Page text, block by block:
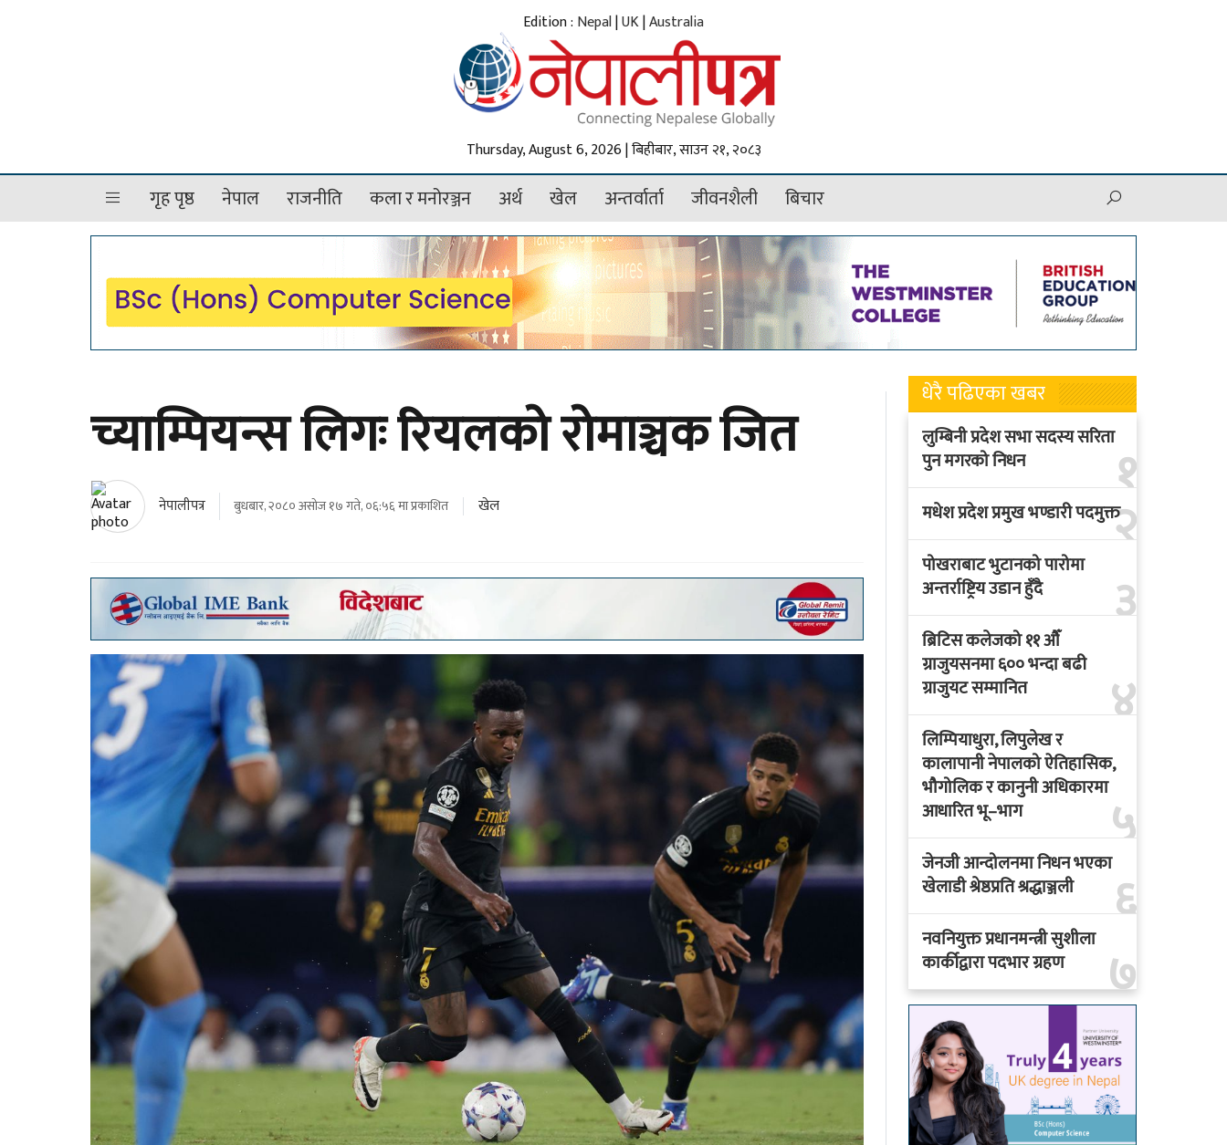
Edition : Nepal|UK|Australia
Thursday, August 6, 2026 | बिहीबार, साउन २१, २०८३
गृह पृष्ठ नेपाल राजनीति कला र मनोरञ्जन अर्थ खेल अन्तर्वार्ता जीवनशैली बिचार
च्याम्पियन्स लिगः रियलको रोमाञ्चक जित
नेपालीपत्र बुधबार, २०८० असोज १७ गते, ०६:५६ मा प्रकाशित खेल
धेरै पढिएका खबर
१
लुम्बिनी प्रदेश सभा सदस्य सरिता
पुन मगरको निधन
२
मधेश प्रदेश प्रमुख भण्डारी पदमुक्त
३
पोखराबाट भुटानको पारोमा
अन्तर्राष्ट्रिय उडान हुँदै
४
ब्रिटिस कलेजको ११ औँ
ग्राजुयसनमा ६०० भन्दा बढी
ग्राजुयट सम्मानित
५
लिम्पियाधुरा, लिपुलेख र
कालापानी नेपालको ऐतिहासिक,
भौगोलिक र कानुनी अधिकारमा
आधारित भू–भाग
६
जेनजी आन्दोलनमा निधन भएका
खेलाडी श्रेष्ठप्रति श्रद्धाञ्जली
७
नवनियुक्त प्रधानमन्त्री सुशीला
कार्कीद्वारा पदभार ग्रहण